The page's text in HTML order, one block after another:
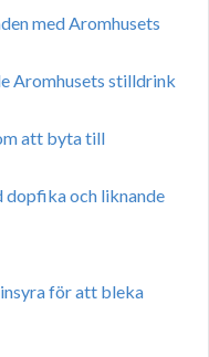
med Aromhusets
Aromhusets stilldrink
att byta till
dopfika och liknande
för att bleka